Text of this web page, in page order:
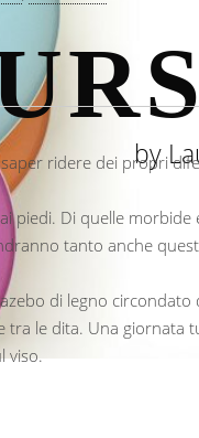
by
saper ridere dei propri
piedi. Di quelle morbide
tanto anche
di legno circondato
le dita. Una giornata
viso.